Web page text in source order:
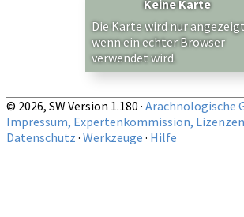
Auf obige Region beschränkte Nachweise
Keine Karte
Die Karte wird nur
wenn ein echter Browser
verwendet wird.
© 2026, SW Version 1.180 · Arachnologische
Impressum, Expertenkommission,
Datenschutz · Werkzeuge · Hilfe